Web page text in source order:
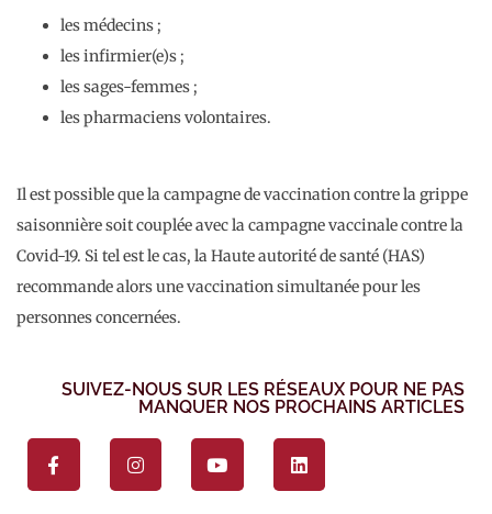
les médecins ;
les infirmier(e)s ;
les sages-femmes ;
les pharmaciens volontaires.
Il est possible que la campagne de vaccination contre la grippe
saisonnière soit couplée avec la campagne vaccinale contre la
Covid-19. Si tel est le cas, la Haute autorité de santé (HAS)
recommande alors une vaccination simultanée pour les
personnes concernées.
SUIVEZ-NOUS SUR LES RÉSEAUX POUR NE PAS
MANQUER NOS PROCHAINS ARTICLES